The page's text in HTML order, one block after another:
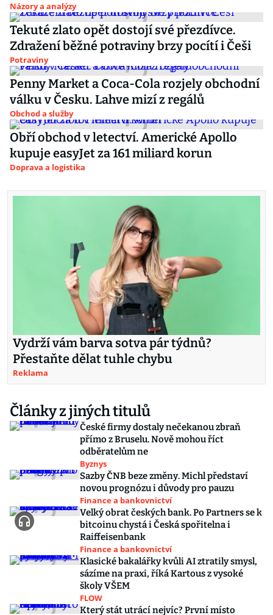
Názory a analýzy
Tekuté zlato opět dostojí své přezdívce.
Zdražení běžné potraviny brzy pocítí i Češi
Potraviny
Penny Market a Coca-Cola rozjely obchodní
válku v Česku. Lahve mizí z regálů
Obchod a služby
Obří obchod v letectví. Americké Apollo
kupuje easyJet za 161 miliard korun
Doprava a logistika
Vydrží vám barva sotva pár týdnů?
Přestaňte dělat tuhle chybu
Reklama
Články z jiných titulů
České firmy dostaly nečekanou zbraň
přímo z Bruselu. Nově mohou říct
odběratelům ne
Byznys
Sazby ČNB beze změny. Michl představí
novou prognózu i důvody pro pauzu
Finance a bankovnictví
Velký obrat českých bank. Po Partners se k
bitcoinu chystá i Česká spořitelna i
Raiffeisenbank
Finance a bankovnictví
Klasické bakalářky kvůli AI ztratily smysl,
sázíme na praxi, říká Kartous z vysoké
školy VŠEM
FLOW
Který stát utrácí nejvíc? První místo